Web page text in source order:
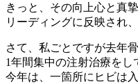
きっと、その向上心と真
リーディングに反映され
さて、私ごとですが去年
1年間集中の注射治療をし
今年は、一箇所にヒビは